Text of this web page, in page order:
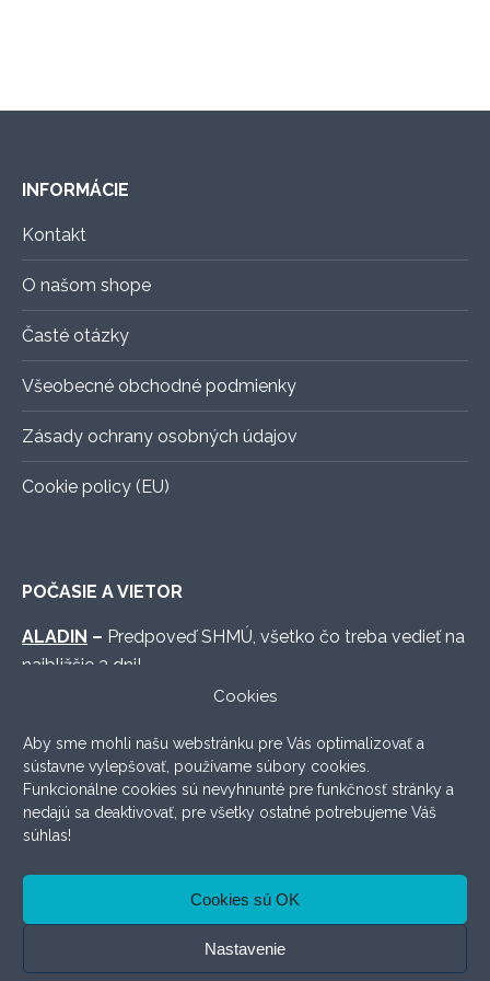
Cookies
Aby sme mohli našu webstránku pre Vás optimalizovať a
sústavne vylepšovať, používame súbory cookies.
Funkcionálne cookies sú nevyhnunté pre funkčnosť stránky a
nedajú sa deaktivovať, pre všetky ostatné potrebujeme Váš
súhlas!
Cookies sú OK
Nastavenie
si
produktu.
INFORMÁCIE
Kontakt
O našom shope
Časté otázky
Všeobecné obchodné podmienky
Zásady ochrany osobných údajov
Cookie policy (EU)
POČASIE A VIETOR
ALADIN – Predpoveď SHMÚ, všetko čo treba vedieť na
najbližšie 3 dni!
Graficky vymakaná predpoveď s
množstvom možných nastavení.
WINDFINDER–Lokálna prehľadná predpoveď, ktorá
väčšinou aj sedí.
ODSTÚPENIE OD ZMLUVY
Copyright © 2026 KITESHOP.SK All rights reserved. Created
byWEBIENTO!